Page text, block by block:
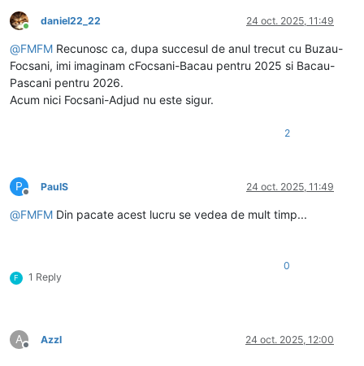
Conectat
daniel22_22 24 oct. 2025, 11:49
@FMFM Recunosc ca, dupa succesul de anul trecut cu Buzau-
Focsani, imi imaginam cFocsani-Bacau pentru 2025 si Bacau-
Pascani pentru 2026.
Acum nici Focsani-Adjud nu este sigur.
2
P
Deconectat
PaulS 24 oct. 2025, 11:49
@FMFM Din pacate acest lucru se vedea de mult timp...
F 1 Reply
0
A
Deconectat
Azzl 24 oct. 2025, 12:00